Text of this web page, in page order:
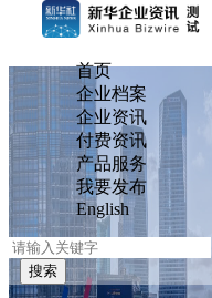
首页
企业档案
企业资讯
付费资讯
产品服务
我要发布
English
搜索